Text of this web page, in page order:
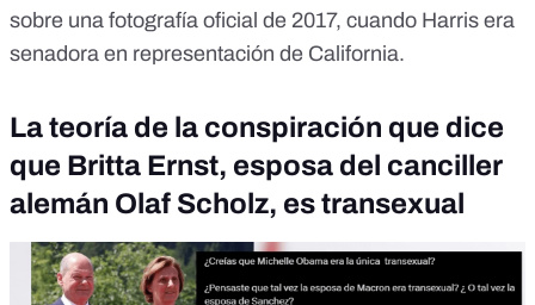
sobre una fotografía oficial de 2017, cuando Harris era
senadora en representación de California.
La teoría de la conspiración que dice
que Britta Ernst, esposa del canciller
alemán Olaf Scholz, es transexual